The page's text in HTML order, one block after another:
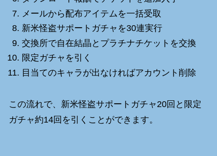
メールから配布アイテムを一括受取
新米怪盗サポートガチャを30連実行
交換所で自在結晶とプラチナチケットを交換
限定ガチャを引く
目当てのキャラが出なければアカウント削除
この流れで、新米怪盗サポートガチャ20回と限定
ガチャ約14回を引くことができます。